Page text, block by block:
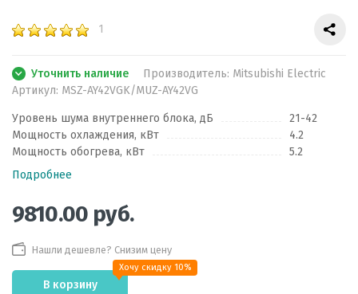
1
Уточнить наличие Производитель: Mitsubishi Electric
Артикул: MSZ-AY42VGK/MUZ-AY42VG
Уровень шума внутреннего блока, дБ
21-42
Мощность охлаждения, кВт
4.2
Мощность обогрева, кВт
5.2
Подробнее
9810.00 руб.
Нашли дешевле? Снизим цену
В корзину
Хочу скидку 10%